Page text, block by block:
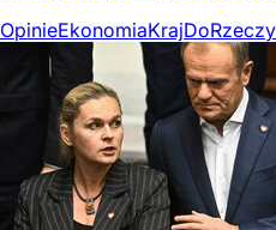
OpinieEkonomiaKraj